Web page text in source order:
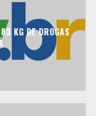
KG DE DROGAS